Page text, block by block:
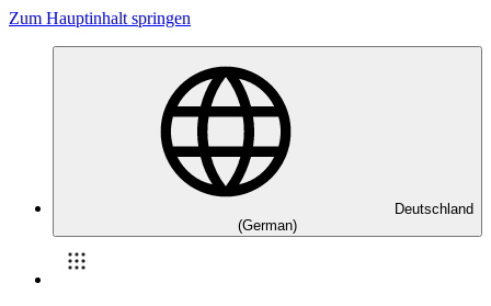
Zum Hauptinhalt springen
Deutschland
(German)